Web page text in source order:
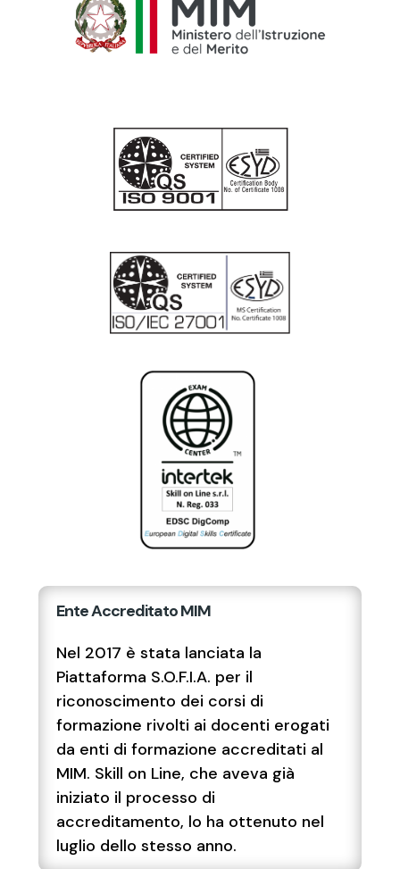
Ente Accreditato MIM
Nel 2017 è stata lanciata la
Piattaforma S.O.F.I.A. per il
riconoscimento dei corsi di
formazione rivolti ai docenti erogati
da enti di formazione accreditati al
MIM. Skill on Line, che aveva già
iniziato il processo di
accreditamento, lo ha ottenuto nel
luglio dello stesso anno.